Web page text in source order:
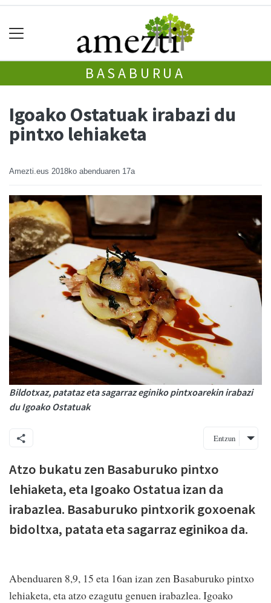
BASABURUA
Igoako Ostatuak irabazi du
pintxo lehiaketa
Amezti.eus 2018ko abenduaren 17a
Bildotxaz, patataz eta sagarraz eginiko pintxoarekin irabazi
du Igoako Ostatuak
Entzun
Atzo bukatu zen Basaburuko pintxo
lehiaketa, eta Igoako Ostatua izan da
irabazlea. Basaburuko pintxorik goxoenak
bidoltxa, patata eta sagarraz eginikoa da.
Abenduaren 8,9, 15 eta 16an izan zen Basaburuko pintxo
lehiaketa, eta atzo ezagutu genuen irabazlea. Igoako